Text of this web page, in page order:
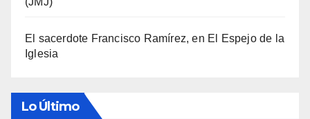
El sacerdote Francisco Ramírez, en El Espejo de la
Iglesia
Lo Último